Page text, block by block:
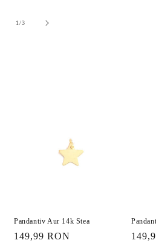
1/din
3
Pandantiv Aur 14k Stea
Preț
149,99 RON
Preț